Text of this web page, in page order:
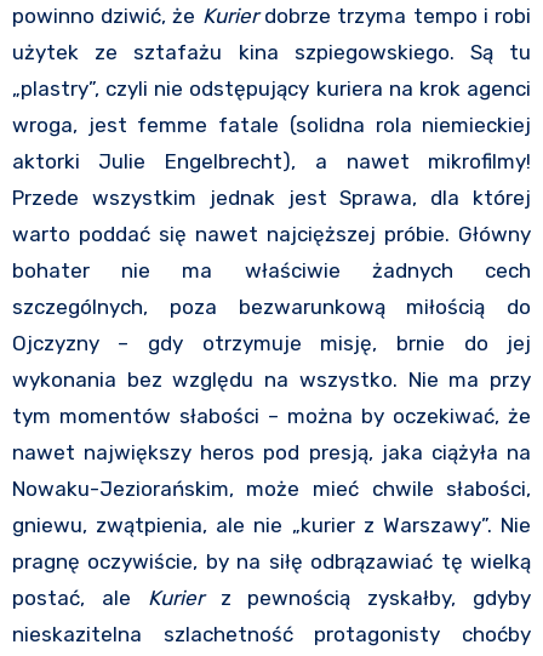
powinno dziwić, że Kurierdobrze trzyma tempo i robi
użytek ze sztafażu kina szpiegowskiego. Są tu
„plastry”, czyli nie odstępujący kuriera na krok agenci
wroga, jest femme fatale (solidna rola niemieckiej
aktorki Julie Engelbrecht), a nawet mikrofilmy!
Przede wszystkim jednak jest Sprawa, dla której
warto poddać się nawet najcięższej próbie. Główny
bohater nie ma właściwie żadnych cech
szczególnych, poza bezwarunkową miłością do
Ojczyzny – gdy otrzymuje misję, brnie do jej
wykonania bez względu na wszystko. Nie ma przy
tym momentów słabości – można by oczekiwać, że
nawet największy heros pod presją, jaka ciążyła na
Nowaku-Jeziorańskim, może mieć chwile słabości,
gniewu, zwątpienia, ale nie „kurier z Warszawy”. Nie
pragnę oczywiście, by na siłę odbrązawiać tę wielką
postać, ale Kurier z pewnością zyskałby, gdyby
nieskazitelna szlachetność protagonisty choćby